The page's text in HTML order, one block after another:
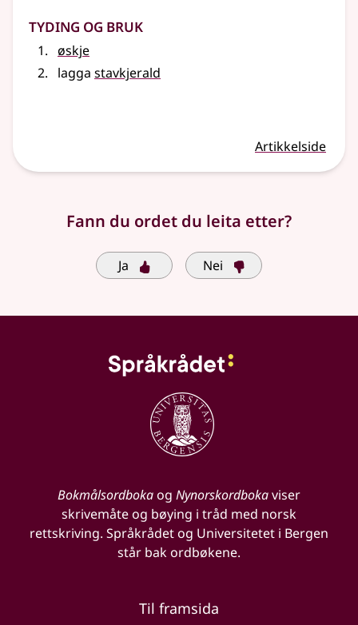
Tyding og bruk
øskje
lagga stavkjerald
Artikkelside
Fann du ordet du leita etter?
Ja Nei
Bokmålsordbokaog Nynorskordbokaviser
skrivemåte og bøying i tråd med norsk
rettskriving. Språkrådet og Universitetet i Bergen
står bak ordbøkene.
Til framsida